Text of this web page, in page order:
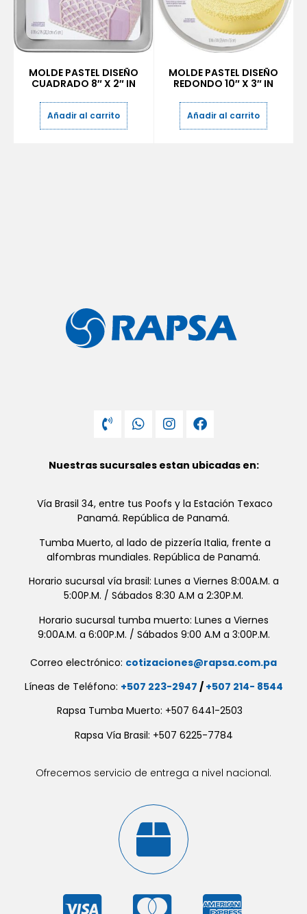
MOLDE PASTEL DISEÑO
CUADRADO 8″ X 2″ IN
Añadir al carrito
MOLDE PASTEL DISEÑO
REDONDO 10″ X 3″ IN
Añadir al carrito
Nuestras sucursales estan ubicadas en:
Vía Brasil 34, entre tus Poofs y la Estación Texaco
Panamá. República de Panamá.
Tumba Muerto, al lado de pizzería Italia, frente a
alfombras mundiales. República de Panamá.
Horario sucursal vía brasil: Lunes a Viernes 8:00A.M. a
5:00P.M. / Sábados 8:30 A.M a 2:30P.M.
Horario sucursal tumba muerto: Lunes a Viernes
9:00A.M. a 6:00P.M. / Sábados 9:00 A.M a 3:00P.M.
Correo electrónico: cotizaciones@rapsa.com.pa
Líneas de Teléfono: +507 223-2947 / +507 214- 8544
Rapsa Tumba Muerto: +507 6441-2503
Rapsa Vía Brasil: +507 6225-7784
Ofrecemos servicio de entrega a nivel nacional.